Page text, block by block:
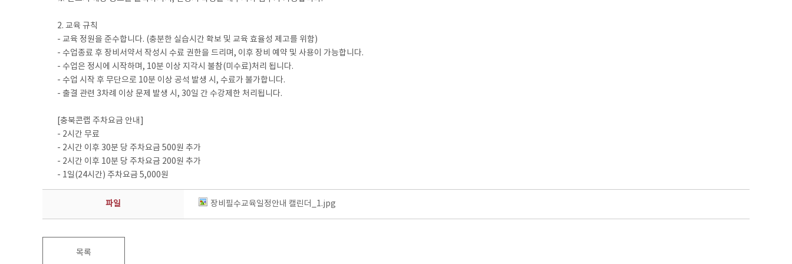
2. 교육 규칙
- 교육 정원을 준수합니다. (충분한 실습시간 확보 및 교육 효율성 제고를 위함)
- 수업종료 후 장비서약서 작성시 수료 권한을 드리며, 이후 장비 예약 및 사용이 가능합니다.
- 수업은 정시에 시작하며, 10분 이상 지각시 불참(미수료)처리 됩니다.
- 수업 시작 후 무단으로 10분 이상 공석 발생 시, 수료가 불가합니다.
- 출결 관련 3차례 이상 문제 발생 시, 30일 간 수강제한 처리됩니다.
[충북콘랩 주차요금 안내]
- 2시간 무료
- 2시간 이후 30분 당 주차요금 500원 추가
- 2시간 이후 10분 당 주차요금 200원 추가
- 1일(24시간) 주차요금 5,000원
파일 장비필수교육일정안내 캘린더_1.jpg
목록